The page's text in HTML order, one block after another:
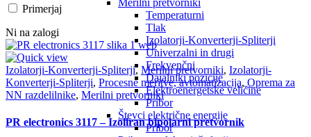
Temperaturni
Tlak
Izolatorji-Konverterji-Spliterji
Univerzalni in drugi
Frekvenčni
Dajalniki pozicije
Elektroenergetske veličine
Pribor
Števci električne energije
Pribor
Primerjaj
Ni na zalogi
Izolatorji-Konverterji-Spliterji, Merilni pretvorniki, Izolatorji-
Konverterji-Spliterji, Procesne meritve, avtomatizacija, Oprema za
NN razdelilnike, Merilni pretvorniki
PR electronics 3117 – Izoliran bipolarni pretvornik